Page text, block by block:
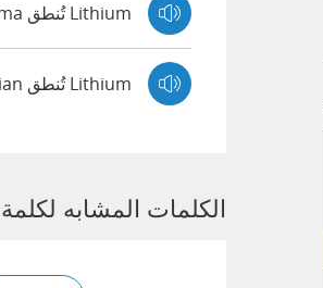
Lithium تُنطق Emma
Lithium تُنطق Brian
الكلمات المشابه لكلمة Lithium